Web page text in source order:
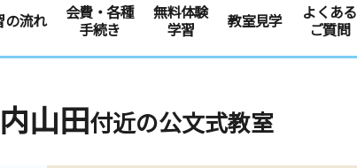
の流れ
会費・各種
手続き
無料体験
学習
教室見学
よくある
ご質問
山田付近の公文式教室